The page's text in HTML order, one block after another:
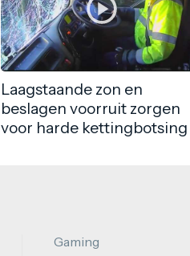
Laagstaande zon en
beslagen voorruit zorgen
voor harde kettingbotsing
Gaming